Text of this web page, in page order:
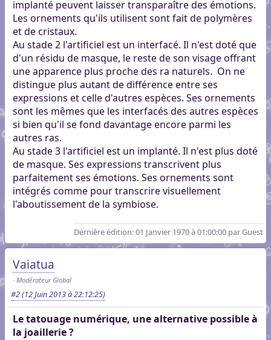
implanté peuvent laisser transparaître des émotions.
Les ornements qu'ils utilisent sont fait de polymères
et de cristaux.
Au stade 2 l'artificiel est un interfacé. Il n'est doté que
d'un résidu de masque, le reste de son visage offrant
une apparence plus proche des ra naturels. On ne
distingue plus autant de différence entre ses
expressions et celle d'autres espèces. Ses ornements
sont les mêmes que les interfacés des autres espèces
si bien qu'il se fond davantage encore parmi les
autres ras.
Au stade 3 l'artificiel est un implanté. Il n'est plus doté
de masque. Ses expressions transcrivent plus
parfaitement ses émotions. Ses ornements sont
intégrés comme pour transcrire visuellement
l'aboutissement de la symbiose.
Dernière édition: 01 Janvier 1970 à 01:00:00 par Guest
Vaiatua
Modérateur Global
#2(12 Juin 2013 à 22:12:25)
Le tatouage numérique, une alternative possible à
la joaillerie ?